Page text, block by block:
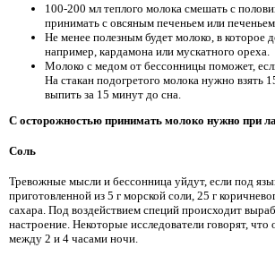
100-200 мл теплого молока смешать с
принимать с овсяным печеньем или печеньем
Не менее полезным будет молоко, в которое
например, кардамона или мускатного ореха.
Молоко с медом от бессонницы поможет,
На стакан подогретого молока нужно взять
выпить за 15 минут до сна.
С осторожностью принимать молоко нужно при
Соль
Тревожные мысли и бессонница уйдут, если под
приготовленной из 5 г морской соли, 25 г
сахара. Под воздействием специй происходит
настроение. Некоторые исследователи говорят,
между 2 и 4 часами ночи.